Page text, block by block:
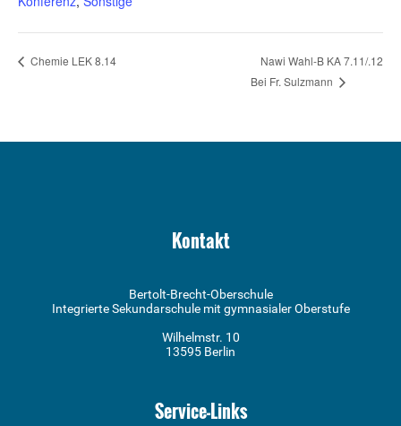
Chemie LEK 8.14
Nawi Wahl-B KA 7.11/.12
Bei Fr. Sulzmann
Kontakt
Bertolt-Brecht-Oberschule
Integrierte Sekundarschule mit gymnasialer Oberstufe
Wilhelmstr. 10
13595 Berlin
Service-Links